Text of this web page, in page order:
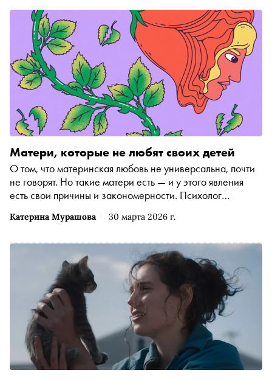
Катерина Мурашова 30 марта 2026 г.
Матери, которые не любят своих детей
О том, что материнская любовь не универсальна, почти
не говорят. Но такие матери есть — и у этого явления
есть свои причины и закономерности. Психолог
— и что это значит для детей